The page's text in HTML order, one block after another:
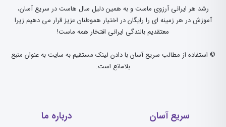
رشد هر ایرانی آرزوی ماست و به همین دلیل سال هاست در سریع آسان،
آموزش در هر زمینه ای را رایگان در اختیار هموطنان عزیز قرار می دهیم زیرا
معتقدیم بالندگی ایرانی افتخار همه ماست!
© استفاده از مطالب سریع آسان با دادن لینک مستقیم به سایت به عنوان منبع
بلامانع است.
سریع آسان درباره ما